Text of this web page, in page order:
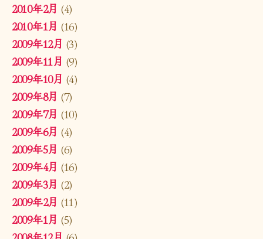
2010年2月 (4)
2010年1月 (16)
2009年12月 (3)
2009年11月 (9)
2009年10月 (4)
2009年8月 (7)
2009年7月 (10)
2009年6月 (4)
2009年5月 (6)
2009年4月 (16)
2009年3月 (2)
2009年2月 (11)
2009年1月 (5)